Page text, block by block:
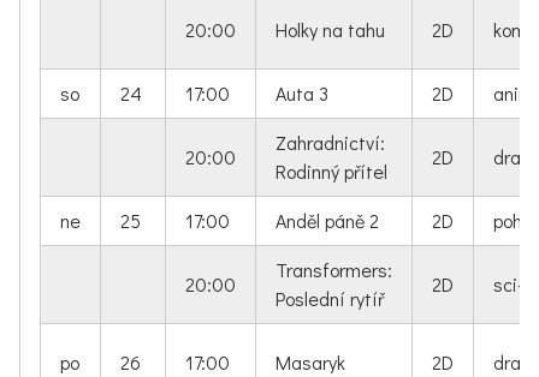
20:00 Holky na tahu 2D
so 24 17:00 Auta 3 2D
20:00
Zahradnictví:
Rodinný přítel
2D
ne 25 17:00 Anděl páně 2 2D
20:00
Transformers:
Poslední rytíř
2D sci-fi
po 26 17:00 Masaryk 2D